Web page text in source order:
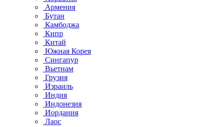
Армения
Бутан
Камбоджа
Кипр
Китай
Южная Корея
Сингапур
Вьетнам
Грузия
Израиль
Индия
Индонезия
Иордания
Лаос